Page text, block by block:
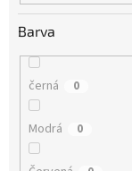
Barva
černá 0
Modrá 0